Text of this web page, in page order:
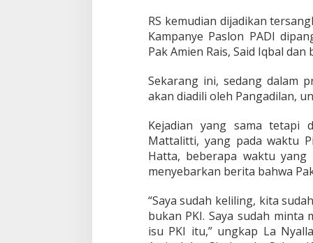
RS kemudian dijadikan
Kampanye Paslon PADI
Pak Amien Rais, Said Iqbal
Sekarang ini, sedang dalam
akan diadili oleh Pangadilan,
Kejadian yang sama tetapi
Mattalitti, yang pada waktu
Hatta, beberapa waktu
menyebarkan berita bahwa
“Saya sudah keliling, kita
bukan PKI. Saya sudah minta
isu PKI itu,” ungkap La